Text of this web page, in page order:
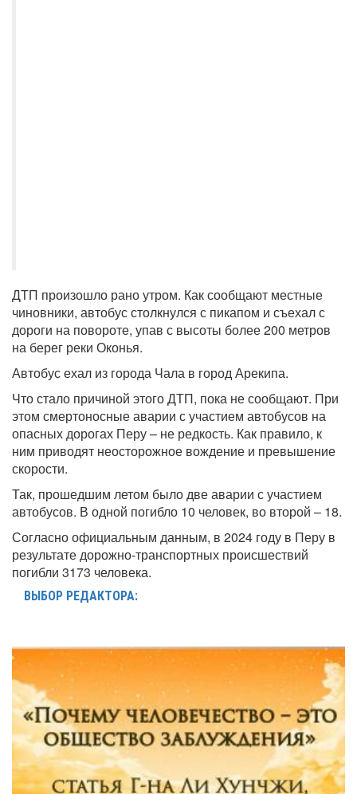
ДТП произошло рано утром. Как сообщают местные
чиновники, автобус столкнулся с пикапом и съехал с
дороги на повороте, упав с высоты более 200 метров
на берег реки Оконья.
Автобус ехал из города Чала в город Арекипа.
Что стало причиной этого ДТП, пока не сообщают. При
этом смертоносные аварии с участием автобусов на
опасных дорогах Перу – не редкость. Как правило, к
ним приводят неосторожное вождение и превышение
скорости.
Так, прошедшим летом было две аварии с участием
автобусов. В одной погибло 10 человек, во второй – 18.
Согласно официальным данным, в 2024 году в Перу в
результате дорожно-транспортных происшествий
погибли 3173 человека.
ВЫБОР РЕДАКТОРА: